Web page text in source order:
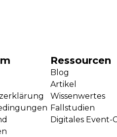
Ressourcen
Blog
Artikel
Wissenwertes
Fallstudien
Digitales Event-